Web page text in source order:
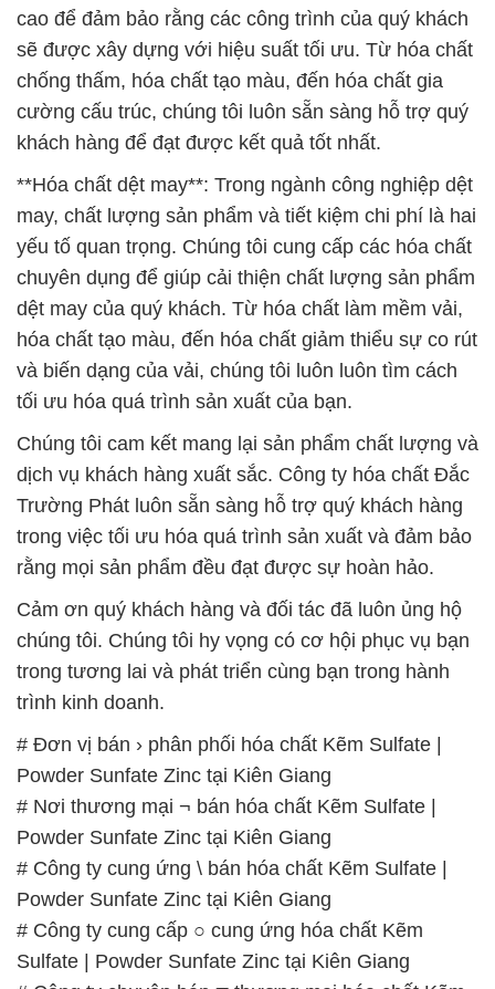
cao để đảm bảo rằng các công trình của quý khách
sẽ được xây dựng với hiệu suất tối ưu. Từ hóa chất
chống thấm, hóa chất tạo màu, đến hóa chất gia
cường cấu trúc, chúng tôi luôn sẵn sàng hỗ trợ quý
khách hàng để đạt được kết quả tốt nhất.
**Hóa chất dệt may**: Trong ngành công nghiệp dệt
may, chất lượng sản phẩm và tiết kiệm chi phí là hai
yếu tố quan trọng. Chúng tôi cung cấp các hóa chất
chuyên dụng để giúp cải thiện chất lượng sản phẩm
dệt may của quý khách. Từ hóa chất làm mềm vải,
hóa chất tạo màu, đến hóa chất giảm thiểu sự co rút
và biến dạng của vải, chúng tôi luôn luôn tìm cách
tối ưu hóa quá trình sản xuất của bạn.
Chúng tôi cam kết mang lại sản phẩm chất lượng và
dịch vụ khách hàng xuất sắc. Công ty hóa chất Đắc
Trường Phát luôn sẵn sàng hỗ trợ quý khách hàng
trong việc tối ưu hóa quá trình sản xuất và đảm bảo
rằng mọi sản phẩm đều đạt được sự hoàn hảo.
Cảm ơn quý khách hàng và đối tác đã luôn ủng hộ
chúng tôi. Chúng tôi hy vọng có cơ hội phục vụ bạn
trong tương lai và phát triển cùng bạn trong hành
trình kinh doanh.
# Đơn vị bán › phân phối hóa chất Kẽm Sulfate |
Powder Sunfate Zinc tại Kiên Giang
# Nơi thương mại ¬ bán hóa chất Kẽm Sulfate |
Powder Sunfate Zinc tại Kiên Giang
# Công ty cung ứng \ bán hóa chất Kẽm Sulfate |
Powder Sunfate Zinc tại Kiên Giang
# Công ty cung cấp ○ cung ứng hóa chất Kẽm
Sulfate | Powder Sunfate Zinc tại Kiên Giang